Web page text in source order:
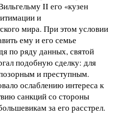
ΙΙ его «кузен
и
мира. При этом условии
ему и его семье
по ряду данных, святой
подобную сделку: для
и преступным.
ослаблению интереса к
санкций со стороны
за его расстрел.